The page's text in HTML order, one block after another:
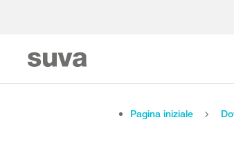
Pagina iniziale